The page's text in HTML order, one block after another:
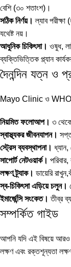
বেশি (৩০ শতাংশ)।
সঠিক নির্ণয়। ল্যাব পরীক্ষা
যথেষ্ট নয়।
আধুনিক চিকিৎসা। ওষুধ,
ব্যক্তিভিত্তিক প্ল্যান
দৈনন্দিন যত্ন ও
Mayo Clinic ও WHO-
নিয়মিত ফলোআপ। ৩
স্বাস্থ্যকর জীবনযাপন।
স্ট্রেস ব্যবস্থাপনা।
সাপোর্ট নেটওয়ার্ক।
লক্ষণ ট্র্যাক। ডায়েরি
স্ব-চিকিৎসা এড়িয়ে চলুন।
ইমার্জেন্সি সংকেত। তীব্র
সম্পর্কিত গাইড
আপনি যদি এই বিষয়ে
লক্ষণএবং রক্তশূন্যতা